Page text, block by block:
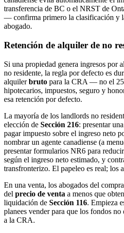
transferencia de BC o el NRST de
— confirma primero la clasificación y
abogado.
Retención de alquiler de no
Si una propiedad genera ingresos por
no residente, la regla por defecto es
alquilerbruto para la CRA — no el
hipotecarios, impuestos, seguro y
esa retención por defecto.
La mayoría de los landlords no
elección de Sección 216: presentar
pagar impuesto sobre el ingreso neto
nombrar un agente canadiense (a
presentar formularios NR6 para
según el ingreso neto estimado, y
transfronterizo. El papeleo es real; los
En una venta, los abogados del
del precio de venta a menos que
liquidación de Sección 116. Empieza
planees vender para que los fondos no
a la CRA.